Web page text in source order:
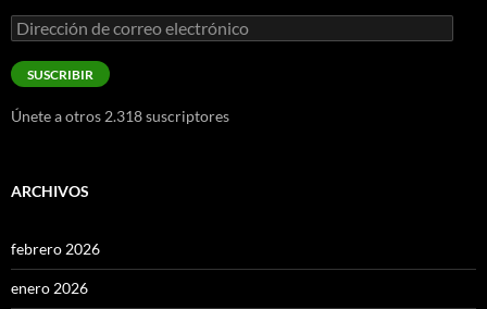
Dirección
de
correo
electrónico
SUSCRIBIR
Únete a otros 2.318 suscriptores
ARCHIVOS
febrero 2026
enero 2026